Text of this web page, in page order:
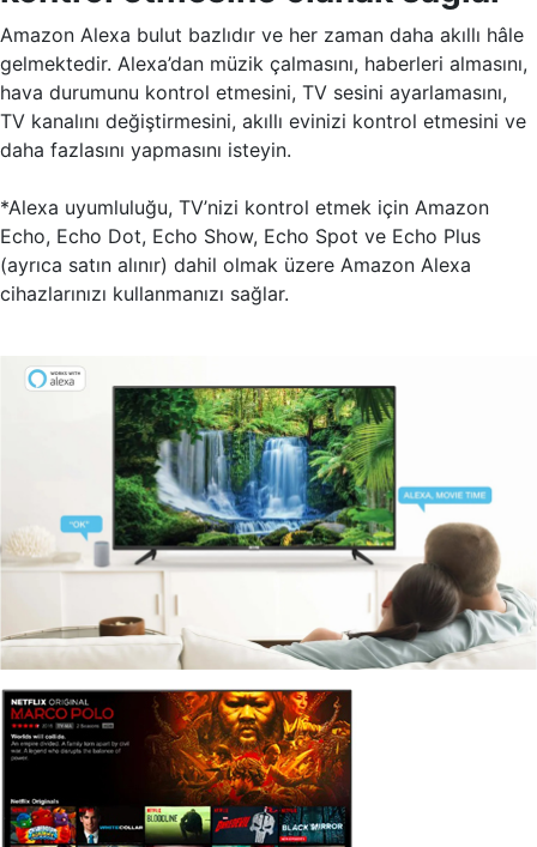
Amazon Alexa bulut bazlıdır ve her zaman daha akıllı hâle
gelmektedir. Alexa’dan müzik çalmasını, haberleri almasını,
hava durumunu kontrol etmesini, TV sesini ayarlamasını,
TV kanalını değiştirmesini, akıllı evinizi kontrol etmesini ve
daha fazlasını yapmasını isteyin.
*Alexa uyumluluğu, TV’nizi kontrol etmek için Amazon
Echo, Echo Dot, Echo Show, Echo Spot ve Echo Plus
(ayrıca satın alınır) dahil olmak üzere Amazon Alexa
cihazlarınızı kullanmanızı sağlar.